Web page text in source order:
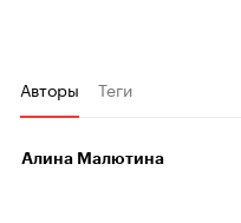
Авторы Теги
Алина Малютина